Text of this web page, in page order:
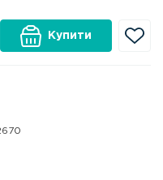
Купити